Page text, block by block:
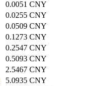
0.0051 CNY
0.0255 CNY
0.0509 CNY
0.1273 CNY
0.2547 CNY
0.5093 CNY
2.5467 CNY
5.0935 CNY